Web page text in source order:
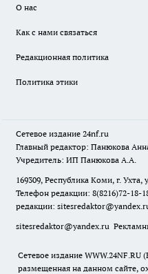
О нас
Как с нами связаться
Редакционная политика
Политика этики
Сетевое издание 24nf.ru
Главный редактор: Панюкова
Учредитель: ИП Панюкова А.А.
169309, Республика Коми, г. Ухта,
Телефон редакции: 8(8216)72-18-
редакции:
sitesredaktor@yandex.ru
Сетевое издание
размещенная на данном сайте,